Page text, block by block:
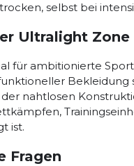
selbst bei
Ultralight Zone
für ambitionierte
Bekleidung
nahtlosen
ist.
Fragen